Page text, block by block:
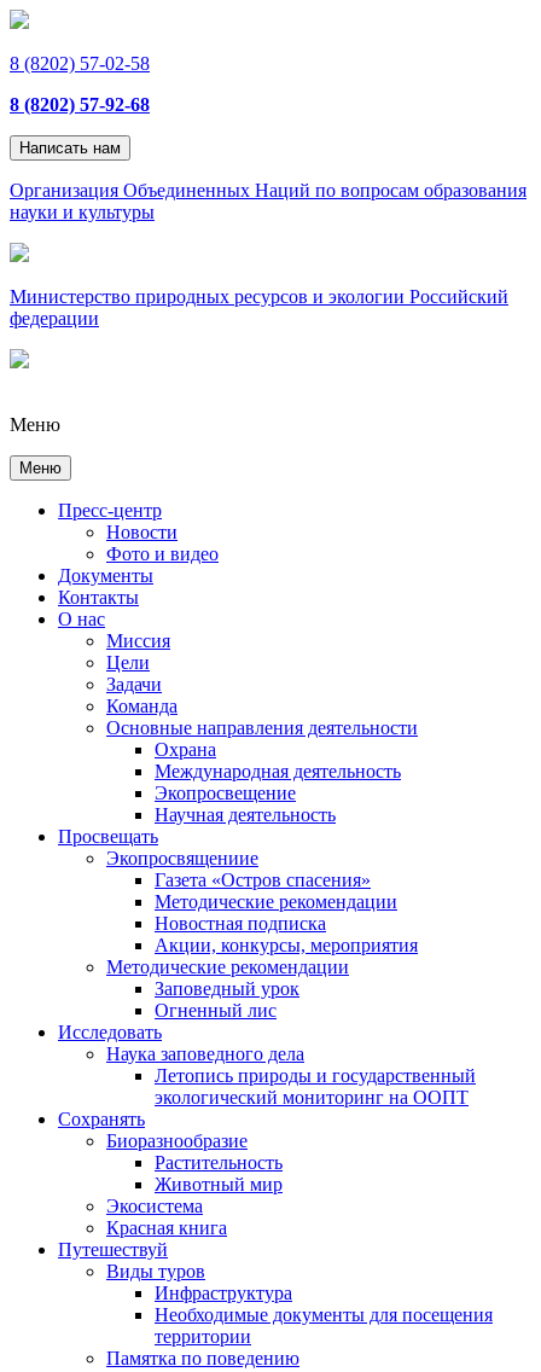
8 (8202) 57-02-58
8 (8202) 57-92-68
Написать нам
Организация Объединенных Наций по вопросам образования
науки и культуры
Министерство природных ресурсов и экологии Российский
федерации
Меню
Меню
Пресс-центр
Новости
Фото и видео
Документы
Контакты
О нас
Миссия
Цели
Задачи
Команда
Основные направления деятельности
Охрана
Международная деятельность
Экопросвещение
Научная деятельность
Просвещать
Экопросвящениие
Газета «Остров спасения»
Методические рекомендации
Новостная подписка
Акции, конкурсы, мероприятия
Методические рекомендации
Заповедный урок
Огненный лис
Исследовать
Наука заповедного дела
Летопись природы и государственный
экологический мониторинг на ООПТ
Сохранять
Биоразнообразие
Растительность
Животный мир
Экосистема
Красная книга
Путешествуй
Виды туров
Инфраструктура
Необходимые документы для посещения
территории
Памятка по поведению